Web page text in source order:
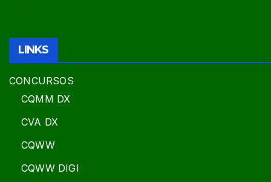
LINKS
CONCURSOS
CQMM DX
CVA DX
CQWW
CQWW DIGI